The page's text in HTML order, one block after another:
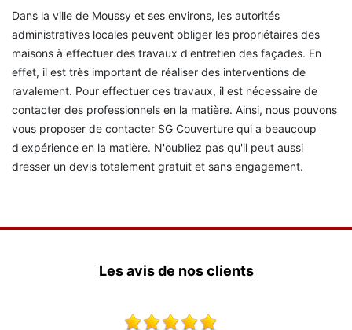
Dans la ville de Moussy et ses environs, les autorités
administratives locales peuvent obliger les propriétaires des
maisons à effectuer des travaux d'entretien des façades. En
effet, il est très important de réaliser des interventions de
ravalement. Pour effectuer ces travaux, il est nécessaire de
contacter des professionnels en la matière. Ainsi, nous pouvons
vous proposer de contacter SG Couverture qui a beaucoup
d'expérience en la matière. N'oubliez pas qu'il peut aussi
dresser un devis totalement gratuit et sans engagement.
Les avis de nos clients